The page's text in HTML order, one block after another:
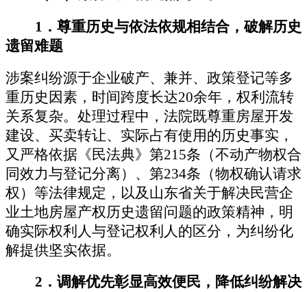
1 ． 尊重历史与依法依规相结合，破解历史
遗留难题
涉案纠纷源于企业破产、兼并、政策登记等多
重历史因素，时间跨度长达20余年，权利流转
关系复杂。处理过程中，法院既尊重房屋开发
建设、买卖转让、实际占有使用的历史事实，
又严格依据《民法典》第215条（不动产物权合
同效力与登记分离）、第234条（物权确认请求
权）等法律规定，以及山东省关于解决民营企
业土地房屋产权历史遗留问题的政策精神，明
确实际权利人与登记权利人的区分，为纠纷化
解提供坚实依据。
2 ． 调解优先彰显高效便民，降低纠纷解决